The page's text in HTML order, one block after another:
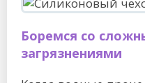
Боремся со
загрязнениями